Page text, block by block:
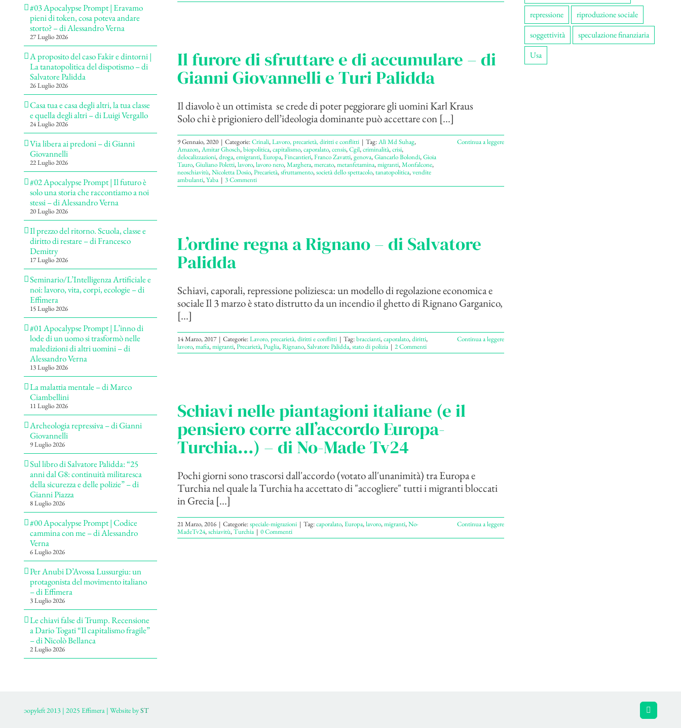
Il furore di sfruttare e di accumulare – di
Gianni Giovannelli e Turi Palidda
Il diavolo è un ottimista se crede di poter peggiorare gli uomini Karl Kraus
Solo chi è prigioniero dell’ideologia dominante può accettare con [...]
9 Gennaio, 2020 | Categorie:Crinali,Lavoro, precarietà, diritti e conflitti | Tag:Alì Md Suhag,
Amazon,Amitar Ghosch,biopolitica,capitalismo,caporalato,censis,Cgil,criminalità,crisi,
delocalizzazioni,droga,emigranti,Europa,Fincantieri,Franco Zavatti,genova,Giancarlo Bolondi,Gioia
Tauro,Giuliano Poletti,lavoro,lavoro nero,Marghera,mercato,metanfetamina,migranti,Monfalcone,
neoschiavitù,Nicoletta Dosio,Precarietà,sfruttamento,società dello spettacolo,tanatopolitica,vendite
ambulanti,Yaba | 3 Commenti
Continua a leggere
L’ordine regna a Rignano – di Salvatore
Palidda
Schiavi, caporali, repressione poliziesca: un modello di regolazione economica e
sociale Il 3 marzo è stato distrutto da un incendio il ghetto di Rignano Garganico,
[...]
14 Marzo, 2017 | Categorie:Lavoro, precarietà, diritti e conflitti | Tag:braccianti,caporalato,diritti,
lavoro,mafia,migranti,Precarietà,Puglia,Rignano,Salvatore Palidda,stato di polizia | 2 Commenti
Continua a leggere
Schiavi nelle piantagioni italiane (e il
pensiero corre all’accordo Europa-
Turchia…) – di No-Made Tv24
Pochi giorni sono trascorsi dall'accordo (votato all'unanimità) tra Europa e
Turchia nel quale la Turchia ha accettato di "accogliere" tutti i migranti bloccati
in Grecia [...]
21 Marzo, 2016 | Categorie:speciale-migrazioni | Tag:caporalato,Europa,lavoro,migranti,No-
MadeTv24,schiavitù,Turchia | 0 Commenti
Continua a leggere
#03 Apocalypse Prompt | Eravamo
pieni di token, cosa poteva andare
storto? – di Alessandro Verna
27 Luglio 2026
A proposito del caso Fakir e dintorni |
La tanatopolitica del dispotismo – di
Salvatore Palidda
26 Luglio 2026
Casa tua e casa degli altri, la tua classe
e quella degli altri – di Luigi Vergallo
24 Luglio 2026
Via libera ai predoni – di Gianni
Giovannelli
22 Luglio 2026
#02 Apocalypse Prompt | Il futuro è
solo una storia che raccontiamo a noi
stessi – di Alessandro Verna
20 Luglio 2026
Il prezzo del ritorno. Scuola, classe e
diritto di restare – di Francesco
Demitry
17 Luglio 2026
Seminario/L’Intelligenza Artificiale e
noi: lavoro, vita, corpi, ecologie – di
Effimera
15 Luglio 2026
#01 Apocalypse Prompt | L’inno di
lode di un uomo si trasformò nelle
maledizioni di altri uomini – di
Alessandro Verna
13 Luglio 2026
La malattia mentale – di Marco
Ciambellini
11 Luglio 2026
Archeologia repressiva – di Gianni
Giovannelli
9 Luglio 2026
Sul libro di Salvatore Palidda: “25
anni dal G8: continuità militaresca
della sicurezza e delle polizie” – di
Gianni Piazza
8 Luglio 2026
#00 Apocalypse Prompt | Codice
cammina con me – di Alessandro
Verna
6 Luglio 2026
Per Anubi D’Avossa Lussurgiu: un
protagonista del movimento italiano
– di Effimera
3 Luglio 2026
Le chiavi false di Trump. Recensione
a Dario Togati “Il capitalismo fragile”
– di Nicolò Bellanca
2 Luglio 2026
repressione
riproduzione sociale
soggettività
speculazione finanziaria
Usa
ɔopyleft 2013 | 2025 Effimera | Website byST Facebook